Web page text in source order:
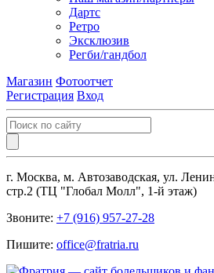
Дартс
Ретро
Эксклюзив
Регби/гандбол
Магазин Фотоотчет
Регистрация Вход
г. Москва, м. Автозаводская, ул.
стр.2 (ТЦ "Глобал Молл", 1-й этаж)
Звоните: +7 (916) 957-27-28
Пишите: office@fratria.ru